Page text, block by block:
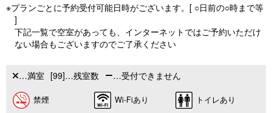
※プランごとに予約受付可能日時がございます。[ ○日前の○時まで等
]
下記一覧で空室があっても、インターネットではご予約いただけ
ない場合もございますのでご了承ください
…満室 [99]…残室数 …受付できません
禁煙 Wi-Fiあり
トイレあり